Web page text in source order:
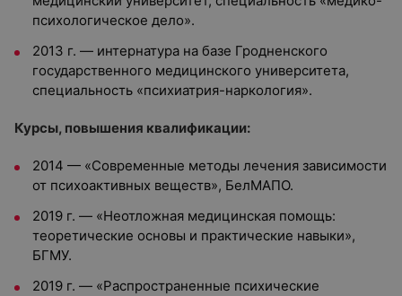
психологическое дело».
2013 г. — интернатура на базе Гродненского
государственного медицинского университета,
специальность «психиатрия-наркология».
Курсы, повышения квалификации:
2014 — «Современные методы лечения зависимости
от психоактивных веществ», БелМАПО.
2019 г. — «Неотложная медицинская помощь:
теоретические основы и практические навыки»,
БГМУ.
2019 г. — «Распространенные психические